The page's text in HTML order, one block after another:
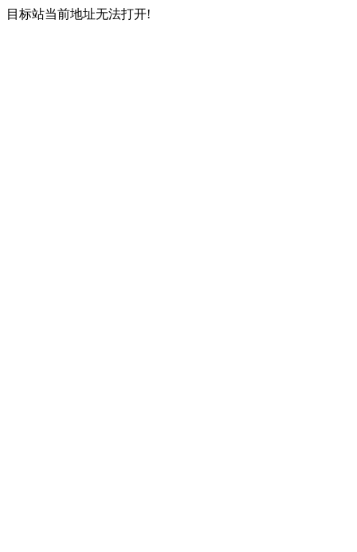
目标站当前地址无法打开!